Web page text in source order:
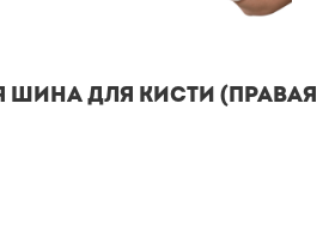
для кисти (Правая